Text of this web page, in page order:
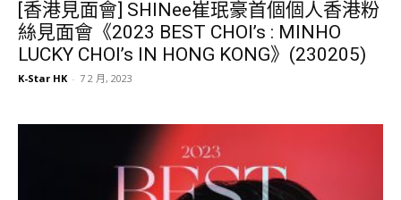
[香港見面會] SHINee崔珉豪首個個人香港粉
絲見面會《2023 BEST CHOI’s : MINHO
LUCKY CHOI’s IN HONG KONG》(230205)
K-Star HK - 7 2 月, 2023